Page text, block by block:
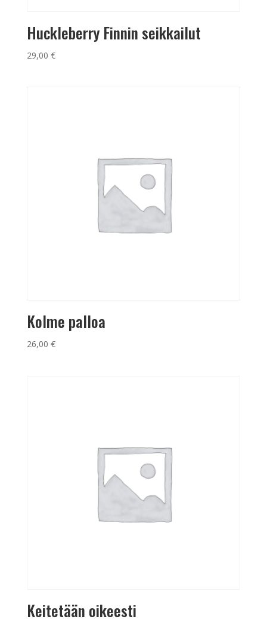
Huckleberry Finnin seikkailut
29,00 €
Kolme palloa
26,00 €
Keitetään oikeesti